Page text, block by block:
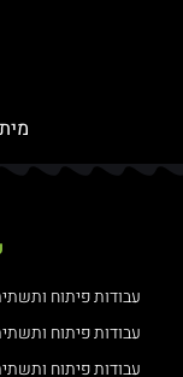
עבודות פיתוח
עבודות פיתוח
עבודות פיתוח